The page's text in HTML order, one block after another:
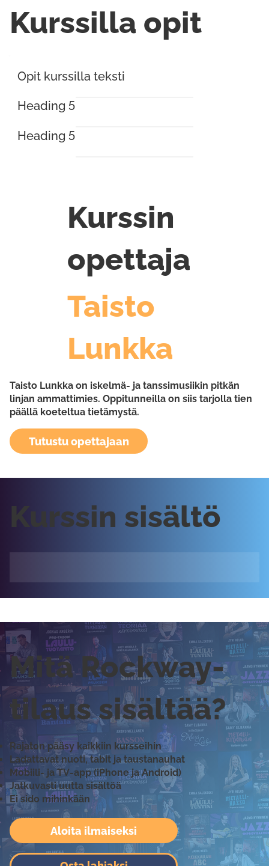
Kurssilla opit
Opit kurssilla teksti
Heading 5
Heading 5
Kurssin
opettaja
Taisto
Lunkka
Taisto Lunkka on iskelmä- ja tanssimusiikin pitkän
linjan ammattimies. Oppitunneilla on siis tarjolla tien
päällä koeteltua tietämystä.
Tutustu opettajaan
Kurssin sisältö
Aloita ilmaiseksi
Mitä Rockway-
tilaus sisältää?
Rajaton pääsy kaikkiin kursseihin
Ladattavat nuoti, tabit ja taustanauhat
Mobiili- ja TV-app (iPhone ja Android)
Jatkuvasti uutta sisältöä
Ei sido mihinkään